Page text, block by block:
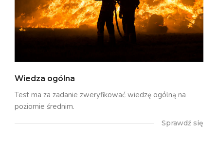
Wiedza ogólna
Test ma za zadanie zweryfikować wiedzę ogólną na
poziomie średnim.
Sprawdź się